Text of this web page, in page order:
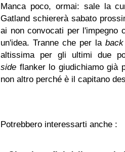
Manca poco, ormai: sale la
Gatland schiererà sabato
ai non convocati per l'impegno
un'idea. Tranne che per la
altissima per gli ultimi due
side flanker lo giudichiamo già
non altro perché è il capitano
Potrebbero interessarti anche :